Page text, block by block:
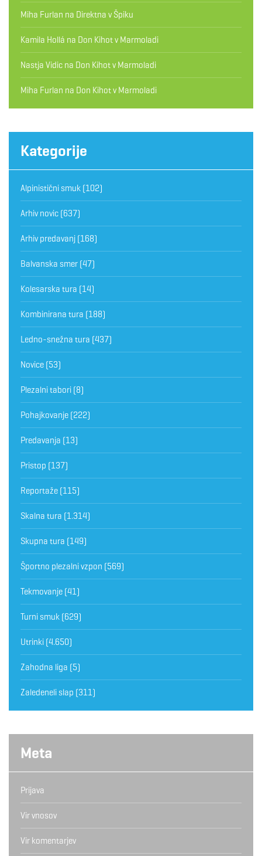
Miha Furlan na Direktna v Špiku
Kamila Hollá na Don Kihot v Marmoladi
Nastja Vidic na Don Kihot v Marmoladi
Miha Furlan na Don Kihot v Marmoladi
Kategorije
Alpinistični smuk (102)
Arhiv novic (637)
Arhiv predavanj (168)
Balvanska smer (47)
Kolesarska tura (14)
Kombinirana tura (188)
Ledno-snežna tura (437)
Novice (53)
Plezalni tabori (8)
Pohajkovanje (222)
Predavanja (13)
Pristop (137)
Reportaže (115)
Skalna tura (1.314)
Skupna tura (149)
Športno plezalni vzpon (569)
Tekmovanje (41)
Turni smuk (629)
Utrinki (4.650)
Zahodna liga (5)
Zaledeneli slap (311)
Meta
Prijava
Vir vnosov
Vir komentarjev